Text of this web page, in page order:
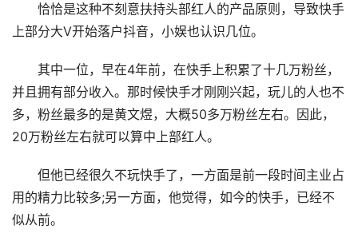
恰恰是这种不刻意扶持头部红人的产品原则，导致快手
上部分大V开始落户抖音，小娱也认识几位。
其中一位，早在4年前，在快手上积累了十几万粉丝，
并且拥有部分收入。那时候快手才刚刚兴起，玩儿的人也不
多，粉丝最多的是黄文煜，大概50多万粉丝左右。因此，
20万粉丝左右就可以算中上部红人。
但他已经很久不玩快手了，一方面是前一段时间主业占
用的精力比较多;另一方面，他觉得，如今的快手，已经不
似从前。